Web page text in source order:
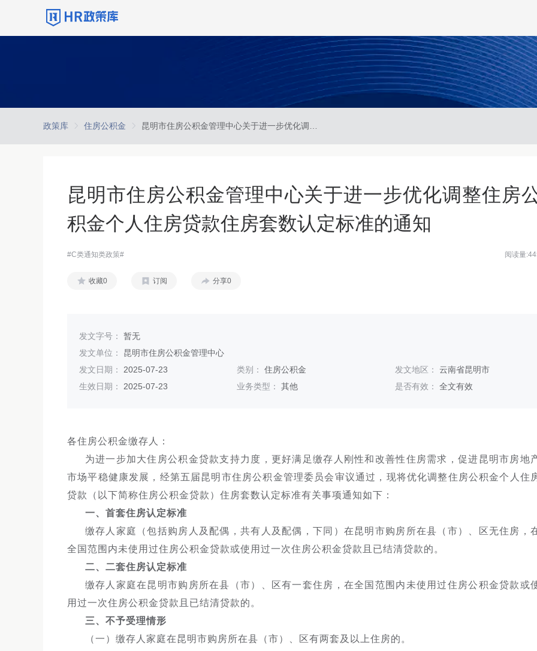
政策库 住房公积金
昆明市住房公积金管理中心关于进一步优化调整住房
积金个人住房贷款住房套数认定标准的通知
#C类通知类政策# 阅读量
收藏0 订阅 分享0
发文字号： 暂无
发文单位： 昆明市住房公积金管理中心
发文日期： 2025-07-23 类别：住房公积金 发文地区： 云南省昆明市
生效日期： 2025-07-23 业务类型：其他 是否有效： 全文有效
各住房公积金缴存人：
为进一步加大住房公积金贷款支持力度，更好满足缴存人刚性和改善性住房需求，促进昆明市房地
市场平稳健康发展，经第五届昆明市住房公积金管理委员会审议通过，现将优化调整住房公积金个人住
贷款（以下简称住房公积金贷款）住房套数认定标准有关事项通知如下：
一、首套住房认定标准
缴存人家庭（包括购房人及配偶，共有人及配偶，下同）在昆明市购房所在县（市）、区无住房，
全国范围内未使用过住房公积金贷款或使用过一次住房公积金贷款且已结清贷款的。
二、二套住房认定标准
缴存人家庭在昆明市购房所在县（市）、区有一套住房，在全国范围内未使用过住房公积金贷款或
用过一次住房公积金贷款且已结清贷款的。
三、不予受理情形
（一）缴存人家庭在昆明市购房所在县（市）、区有两套及以上住房的。